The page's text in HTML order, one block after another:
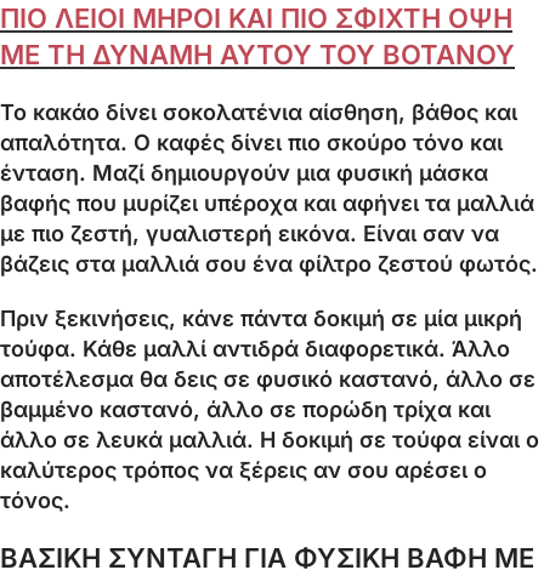
ΠΙΟ ΛΕΙΟΙ ΜΗΡΟΙ ΚΑΙ ΠΙΟ ΣΦΙΧΤΗ ΟΨΗ
ΜΕ ΤΗ ΔΥΝΑΜΗ ΑΥΤΟΥ ΤΟΥ ΒΟΤΑΝΟΥ
Το κακάο δίνει σοκολατένια αίσθηση, βάθος και
απαλότητα. Ο καφές δίνει πιο σκούρο τόνο και
ένταση. Μαζί δημιουργούν μια φυσική μάσκα
βαφής που μυρίζει υπέροχα και αφήνει τα μαλλιά
με πιο ζεστή, γυαλιστερή εικόνα. Είναι σαν να
βάζεις στα μαλλιά σου ένα φίλτρο ζεστού φωτός.
Πριν ξεκινήσεις, κάνε πάντα δοκιμή σε μία μικρή
τούφα. Κάθε μαλλί αντιδρά διαφορετικά. Άλλο
αποτέλεσμα θα δεις σε φυσικό καστανό, άλλο σε
βαμμένο καστανό, άλλο σε πορώδη τρίχα και
άλλο σε λευκά μαλλιά. Η δοκιμή σε τούφα είναι ο
καλύτερος τρόπος να ξέρεις αν σου αρέσει ο
τόνος.
ΒΑΣΙΚΗ ΣΥΝΤΑΓΗ ΓΙΑ ΦΥΣΙΚΗ ΒΑΦΗ ΜΕ